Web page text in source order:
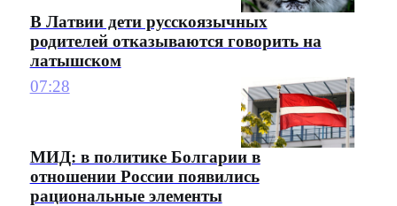
В Латвии дети русскоязычных
родителей отказываются говорить на
латышском
07:28
МИД: в политике Болгарии в
отношении России появились
рациональные элементы